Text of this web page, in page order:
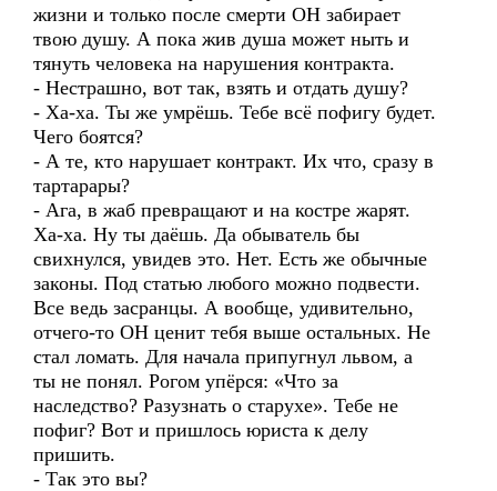
жизни и только после смерти ОН забирает
твою душу. А пока жив душа может ныть и
тянуть человека на нарушения контракта.
- Нестрашно, вот так, взять и отдать душу?
- Ха-ха. Ты же умрёшь. Тебе всё пофигу будет.
Чего боятся?
- А те, кто нарушает контракт. Их что, сразу в
тартарары?
- Ага, в жаб превращают и на костре жарят.
Ха-ха. Ну ты даёшь. Да обыватель бы
свихнулся, увидев это. Нет. Есть же обычные
законы. Под статью любого можно подвести.
Все ведь засранцы. А вообще, удивительно,
отчего-то ОН ценит тебя выше остальных. Не
стал ломать. Для начала припугнул львом, а
ты не понял. Рогом упёрся: «Что за
наследство? Разузнать о старухе». Тебе не
пофиг? Вот и пришлось юриста к делу
пришить.
- Так это вы?